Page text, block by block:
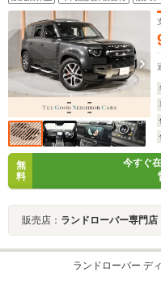
レイ 純正サイドステップ
ンナーミラー ACC BSM レ
無
料
今すぐ
販売店： ランドローバー専門
ランドローバー デ